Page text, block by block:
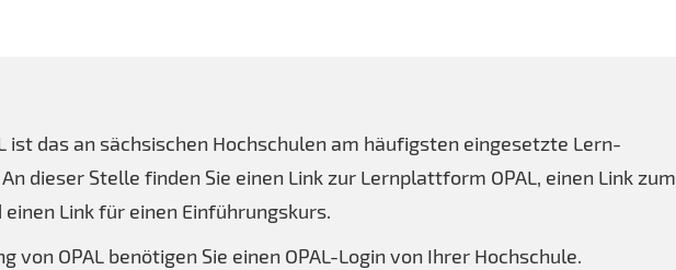
ist das an sächsischen Hochschulen am häufigsten eingesetzte Lern-
dieser Stelle finden Sie einen Link zur Lernplattform OPAL, einen Link zum
Link für einen Einführungskurs.
von OPAL benötigen Sie einen OPAL-Login von Ihrer Hochschule.